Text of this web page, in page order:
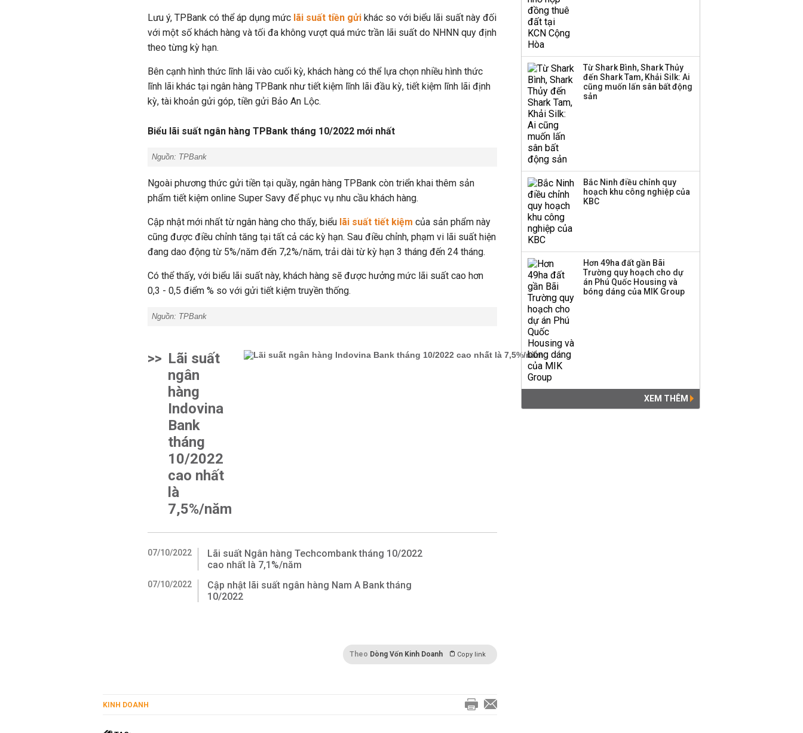
Lưu ý, TPBank có thể áp dụng mức lãi suất tiền gửi khác so với biểu lãi suất này đối
với một số khách hàng và tối đa không vượt quá mức trần lãi suất do NHNN quy định
theo từng kỳ hạn.
Bên cạnh hình thức lĩnh lãi vào cuối kỳ, khách hàng có thể lựa chọn nhiều hình thức
lĩnh lãi khác tại ngân hàng TPBank như tiết kiệm lĩnh lãi đầu kỳ, tiết kiệm lĩnh lãi định
kỳ, tài khoản gửi góp, tiền gửi Bảo An Lộc.
Biểu lãi suất ngân hàng TPBank tháng 10/2022 mới nhất
Nguồn: TPBank
Ngoài phương thức gửi tiền tại quầy, ngân hàng TPBank còn triển khai thêm sản
phẩm tiết kiệm online Super Savy để phục vụ nhu cầu khách hàng.
Cập nhật mới nhất từ ngân hàng cho thấy, biểu lãi suất tiết kiệm của sản phẩm này
cũng được điều chỉnh tăng tại tất cả các kỳ hạn. Sau điều chỉnh, phạm vi lãi suất hiện
đang dao động từ 5%/năm đến 7,2%/năm, trải dài từ kỳ hạn 3 tháng đến 24 tháng.
Có thể thấy, với biểu lãi suất này, khách hàng sẽ được hưởng mức lãi suất cao hơn
0,3 - 0,5 điểm % so với gửi tiết kiệm truyền thống.
Nguồn: TPBank
>> Lãi suất
ngân
hàng
Indovina
Bank
tháng
10/2022
cao nhất
là
7,5%/năm
07/10/2022
Lãi suất Ngân hàng Techcombank tháng 10/2022
cao nhất là 7,1%/năm
07/10/2022
Cập nhật lãi suất ngân hàng Nam A Bank tháng
10/2022
Theo Dòng Vốn Kinh Doanh Copy link
KINH DOANH
VPBankS xin từ nhiệm
Từ Shark Bình, Shark Thủy
đến Shark Tam, Khải Silk: Ai
cũng muốn lấn sân bất động
sản
Bắc Ninh điều chỉnh quy
hoạch khu công nghiệp của
KBC
Hơn 49ha đất gần Bãi
Trường quy hoạch cho dự
án Phú Quốc Housing và
bóng dáng của MIK Group
XEM THÊM